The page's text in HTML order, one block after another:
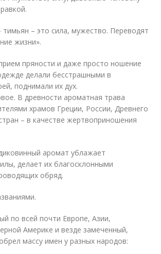
тимьян – это сила, мужество. Переводят
жизни».
пряности и даже просто ношение
делали бесстрашными в
поднимали их дух.
В древности ароматная трава
храмов Греции, России, Древнего
– в качестве жертвоприношения
аромат ублажает
делает их благосклонными
обряд.
по всей почти Европе, Азии,
Америке и везде замеченный,
массу имен у разных народов: